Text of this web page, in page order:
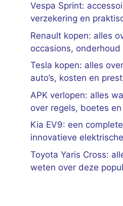
Vespa Sprint:
verzekering en
Renault kopen: alles
occasions, onderhoud
Tesla kopen: alles
auto’s, kosten en
APK verlopen: alles
over regels, boetes
Kia EV9: een
innovatieve
Toyota Yaris Cross:
weten over deze